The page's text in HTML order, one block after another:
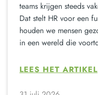
teams krijgen steeds
Dat stelt HR voor een
houden we mensen
in een wereld die
LEES HET ARTIKEL